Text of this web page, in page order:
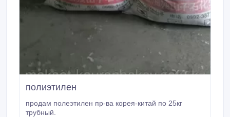
полиэтилен
продам полеэтилен пр-ва корея-китай по 25кг
трубный.